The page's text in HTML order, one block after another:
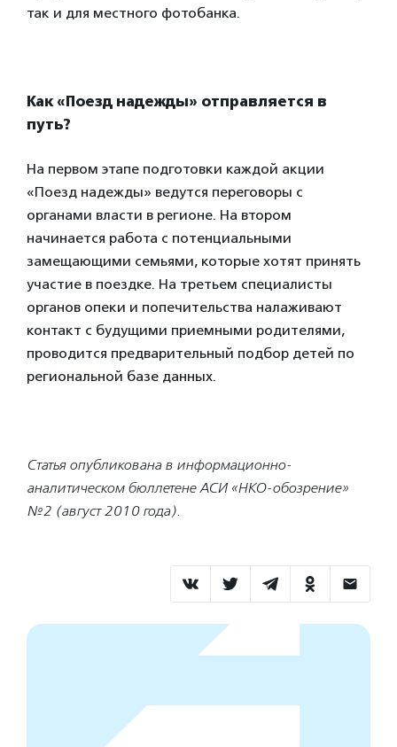
так и для местного фотобанка.
Как «Поезд надежды» отправляется в
путь?
На первом этапе подготовки каждой акции
«Поезд надежды» ведутся переговоры с
органами власти в регионе. На втором
начинается работа с потенциальными
замещающими семьями, которые хотят принять
участие в поездке. На третьем специалисты
органов опеки и попечительства налаживают
контакт с будущими приемными родителями,
проводится предварительный подбор детей по
региональной базе данных.
Статья опубликована в информационно-
аналитическом бюллетене АСИ «НКО-обозрение»
№2 (август 2010 года).